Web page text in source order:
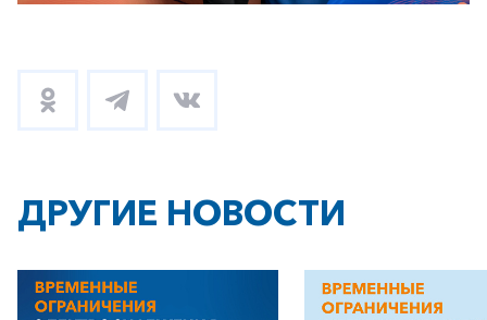
ДРУГИЕ НОВОСТИ